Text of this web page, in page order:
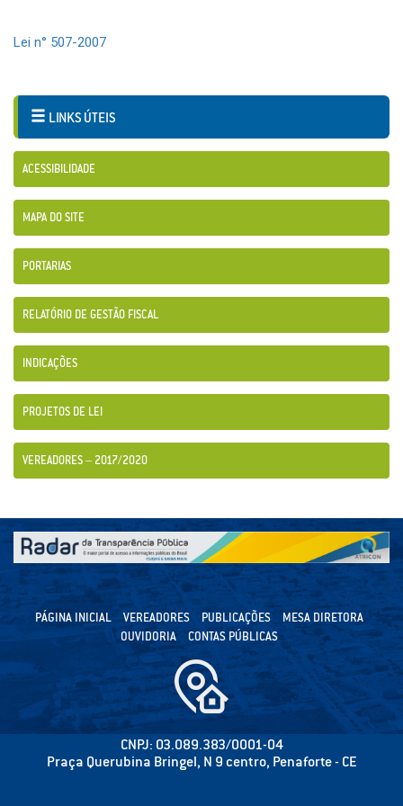
Lei n° 507-2007
LINKS ÚTEIS
ACESSIBILIDADE
MAPA DO SITE
PORTARIAS
RELATÓRIO DE GESTÃO FISCAL
INDICAÇÕES
PROJETOS DE LEI
VEREADORES – 2017/2020
PÁGINA INICIAL VEREADORES PUBLICAÇÕES
MESA DIRETORA
OUVIDORIA
CONTAS PÚBLICAS
CNPJ: 03.089.383/0001-04
Praça Querubina Bringel, N 9 centro, Penaforte - CE